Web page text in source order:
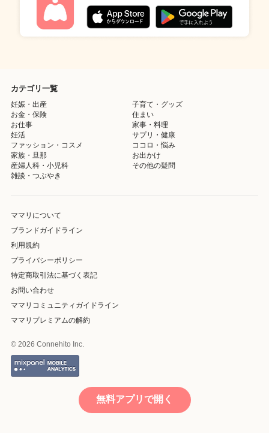
カテゴリ一覧
妊娠・出産
子育て・グッズ
お金・保険
住まい
お仕事
家事・料理
妊活
サプリ・健康
ファッション・コスメ
ココロ・悩み
家族・旦那
お出かけ
産婦人科・小児科
その他の疑問
雑談・つぶやき
ママリについて
ブランドガイドライン
利用規約
プライバシーポリシー
特定商取引法に基づく表記
お問い合わせ
ママリコミュニティガイドライン
ママリプレミアムの解約
© 2026 Connehito Inc.
無料アプリで開く